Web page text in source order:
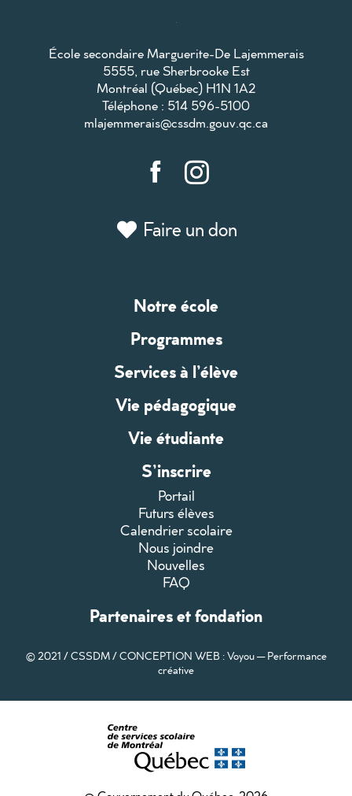
École secondaire Marguerite-De Lajemmerais
5555, rue Sherbrooke Est
Montréal (Québec) H1N 1A2
Téléphone : 514 596-5100
mlajemmerais@cssdm.gouv.qc.ca
Faire un don
Notre école
Programmes
Services à l’élève
Vie pédagogique
Vie étudiante
S’inscrire
Portail
Futurs élèves
Calendrier scolaire
Nous joindre
Nouvelles
FAQ
Partenaires et fondation
© 2021 / CSSDM /CONCEPTION WEB : Voyou — Performance
créative